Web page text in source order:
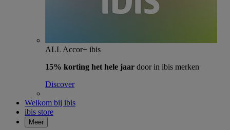
ALL Accor+ ibis
15% korting het hele jaar door in ibis merken
Discover
Welkom bij ibis
ibis store
Meer